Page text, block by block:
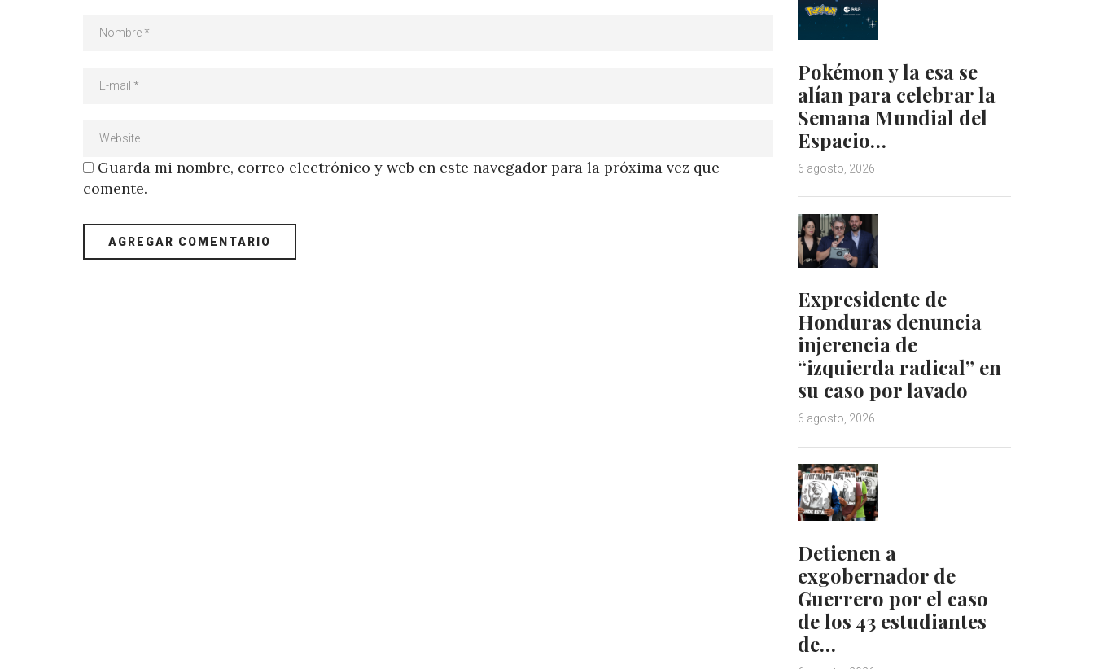
Guarda mi nombre, correo electrónico y web en este navegador para la próxima vez que
comente.
Pokémon y la esa se
alían para celebrar la
Semana Mundial del
Espacio…
6 agosto, 2026
Expresidente de
Honduras denuncia
injerencia de
“izquierda radical” en
su caso por lavado
6 agosto, 2026
Detienen a
exgobernador de
Guerrero por el caso
de los 43 estudiantes
de…